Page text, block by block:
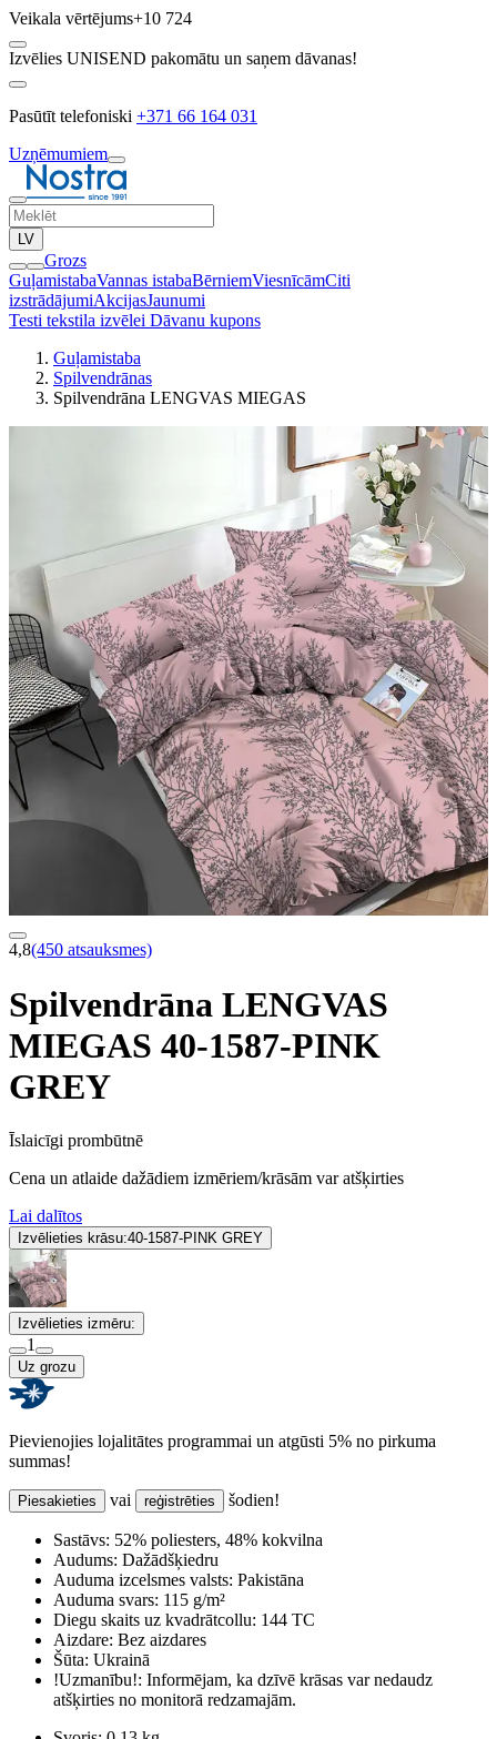
Veikala vērtējums+10 724
Izvēlies UNISEND pakomātu un saņem dāvanas!
Pasūtīt telefoniski +371 66 164 031
Uzņēmumiem
LV
Grozs
GuļamistabaVannas istabaBērniemViesnīcāmCiti
izstrādājumiAkcijasJaunumi
Testi tekstila izvēlei Dāvanu kupons
Guļamistaba
Spilvendrānas
Spilvendrāna LENGVAS MIEGAS
4,8(450 atsauksmes)
Spilvendrāna LENGVAS
MIEGAS 40-1587-PINK
GREY
Īslaicīgi prombūtnē
Cena un atlaide dažādiem izmēriem/krāsām var atšķirties
Lai dalītos
Izvēlieties krāsu:40-1587-PINK GREY
Izvēlieties izmēru:
1
Uz grozu
Pievienojies lojalitātes programmai un atgūsti 5% no pirkuma
summas!
Piesakieties vai reģistrēties šodien!
Sastāvs: 52% poliesters, 48% kokvilna
Audums: Dažādšķiedru
Auduma izcelsmes valsts: Pakistāna
Auduma svars: 115 g/m²
Diegu skaits uz kvadrātcollu: 144 TC
Aizdare: Bez aizdares
Šūta: Ukrainā
!Uzmanību!: Informējam, ka dzīvē krāsas var nedaudz
atšķirties no monitorā redzamajām.